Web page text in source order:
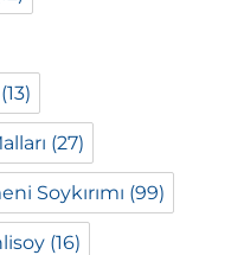
(13)
(27)
Soykırımı (99)
(16)